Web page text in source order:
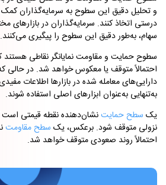
و تحلیل دقیق این سطوح به سرمایه‌گذاران
درستی اتخاذ کنند. سرمایه‌گذاران در بازارهای
سهام، به‌طور دقیق این سطوح را پیگیری می‌کنند.
سطوح حمایت و مقاومت نمایانگر نقاطی
احتمالاً متوقف یا معکوس خواهد شد. در حالی
دارایی‌های معامله شده در بازارها اطلاعات
به‌تنهایی به‌عنوان ابزارهای اصلی استفاده شوند.
یک سطح حمایتنشان‌دهنده نقطه قیمتی است
نزولی متوقف شود. برعکس، یک سطح مقاومت
احتمالاً روند صعودی متوقف خواهد شد.